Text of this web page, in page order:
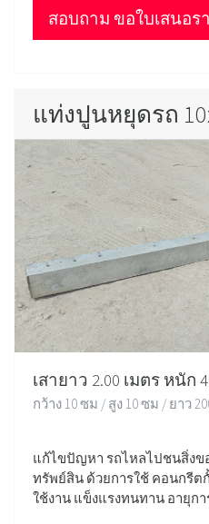
สอบถาม ขอใบเสนอร
แท่งปูนหยุดรถ
เสายาว 2.00 เมตร หนัก
กว้าง 10 ซม / สูง 10 ซม / ยาว
แก้ไขปัญหา รถไหลไปชนสิ่งข
ทรัพย์สิน ด้วยการใช้ คอนกรีต
ใช้งาน แข็งแรงทนทาน อายุก